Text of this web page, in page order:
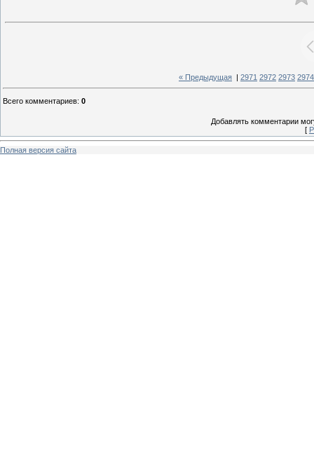
« Предыдущая 2971 2972 2973 2974
Всего комментариев: 0
Добавлять комментарии
[
Полная версия сайта